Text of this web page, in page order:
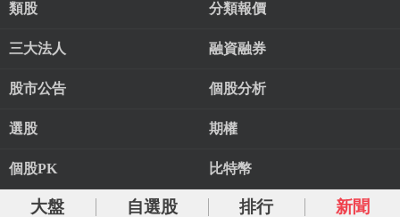
類股 分類報價
三大法人 融資融券
股市公告 個股分析
選股 期權
個股PK 比特幣
大盤 自選股 排行 新聞